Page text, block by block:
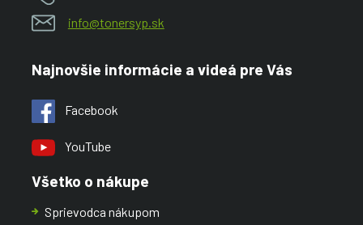
info@tonersyp.sk
Najnovšie informácie a videá pre Vás
Facebook
YouTube
Všetko o nákupe
Sprievodca nákupom